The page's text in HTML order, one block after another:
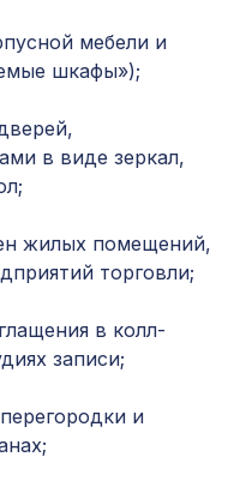
КВАДРО
5107 ₽
7043 ₽
Диско
АБАКО,
мебели и
шкафы»);
в виде зеркал,
жилых помещений,
торговли;
в колл-
записи;
и